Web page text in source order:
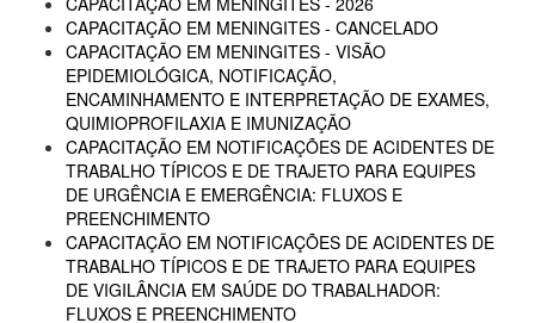
CAPACITAÇÃO EM MENINGITES - CANCELADO
CAPACITAÇÃO EM MENINGITES - VISÃO
EPIDEMIOLÓGICA, NOTIFICAÇÃO,
ENCAMINHAMENTO E INTERPRETAÇÃO DE EXAMES,
QUIMIOPROFILAXIA E IMUNIZAÇÃO
CAPACITAÇÃO EM NOTIFICAÇÕES DE ACIDENTES DE
TRABALHO TÍPICOS E DE TRAJETO PARA EQUIPES
DE URGÊNCIA E EMERGÊNCIA: FLUXOS E
PREENCHIMENTO
CAPACITAÇÃO EM NOTIFICAÇÕES DE ACIDENTES DE
TRABALHO TÍPICOS E DE TRAJETO PARA EQUIPES
DE VIGILÂNCIA EM SAÚDE DO TRABALHADOR:
FLUXOS E PREENCHIMENTO